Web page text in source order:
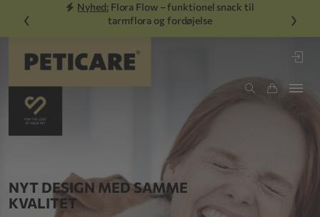
‹
Nyhed:Flora Flow – funktionel snack til
tarmflora og fordøjelse
›
MED SAMME